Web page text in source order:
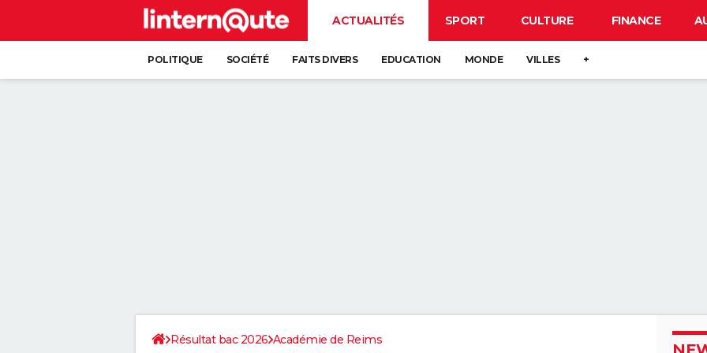
ACTUALITÉS SPORT CULTURE FINANCE
POLITIQUE SOCIÉTÉ FAITS DIVERS EDUCATION MONDE VILLES +
Résultat bac 2026 Académie de Reims